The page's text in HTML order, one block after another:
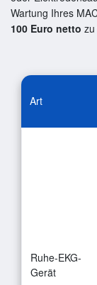
Wartung Ihres
100 Euro netto
Art
Ruhe-EKG-
Gerät